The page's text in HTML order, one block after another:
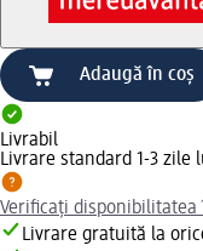
Adaugă în coș
Livrabil
Livrare standard 1-3 zile
Verificați
Livrare gratuită la